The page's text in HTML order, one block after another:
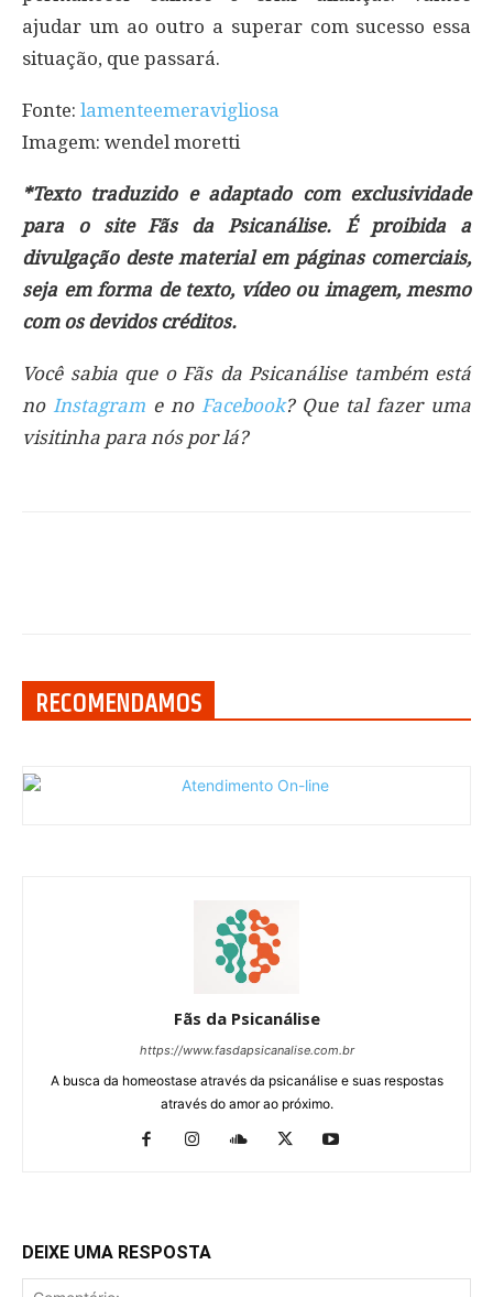
ajudar um ao outro a superar com sucesso essa
situação, que passará.
Fonte: lamenteemeravigliosa
Imagem: wendel moretti
*Texto traduzido e adaptado com exclusividade
para o site Fãs da Psicanálise. É proibida a
divulgação deste material em páginas comerciais,
seja em forma de texto, vídeo ou imagem, mesmo
com os devidos créditos.
Você sabia que o Fãs da Psicanálise também está
no Instagrame no Facebook? Que tal fazer uma
visitinha para nós por lá?
RECOMENDAMOS
Fãs da Psicanálise
https://www.fasdapsicanalise.com.br
A busca da homeostase através da psicanálise e suas respostas
através do amor ao próximo.
DEIXE UMA RESPOSTA